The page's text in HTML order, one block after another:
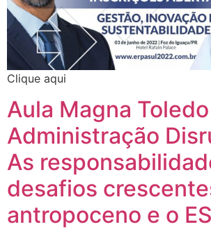
Clique aqui
Aula Magna
Administração
As
desafios
antropoceno e o